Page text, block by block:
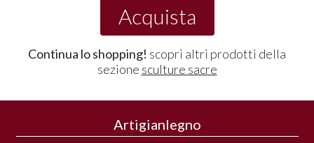
Acquista
Continua lo shopping! scopri altri prodotti della
sezione sculture sacre
Artigianlegno